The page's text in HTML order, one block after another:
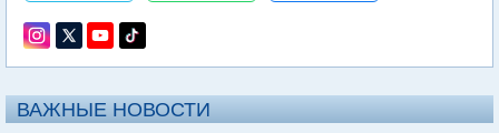
ВАЖНЫЕ НОВОСТИ